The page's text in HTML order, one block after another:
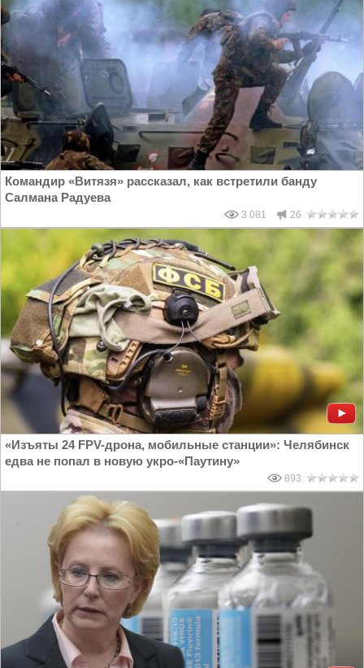
Командир «Витязя» рассказал, как встретили банду
Салмана Радуева
3 081 26
«Изъяты 24 FPV-дрона, мобильные станции»: Челябинск
едва не попал в новую укро-«Паутину»
893